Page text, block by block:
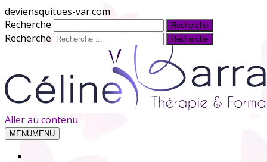
deviensquitues-var.com
Recherche
Recherche
Aller au contenu
MENUMENU